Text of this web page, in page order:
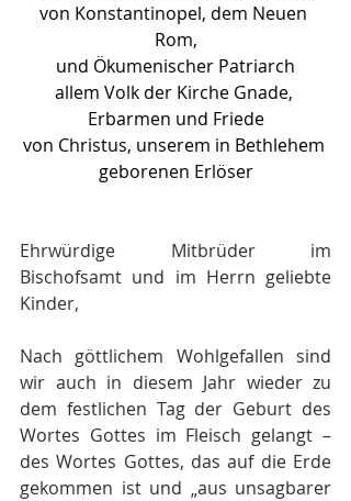
von Konstantinopel, dem Neuen
Rom,
und Ökumenischer Patriarch
allem Volk der Kirche Gnade,
Erbarmen und Friede
von Christus, unserem in Bethlehem
geborenen Erlöser
Ehrwürdige Mitbrüder im
Bischofsamt und im Herrn geliebte
Kinder,
Nach göttlichem Wohlgefallen sind
wir auch in diesem Jahr wieder zu
dem festlichen Tag der Geburt des
Wortes Gottes im Fleisch gelangt –
des Wortes Gottes, das auf die Erde
gekommen ist und „aus unsagbarer